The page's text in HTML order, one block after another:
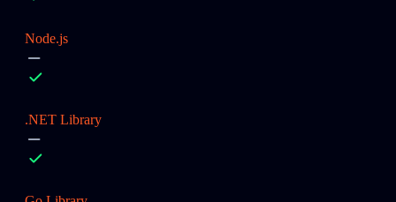
Node.js
.NET Library